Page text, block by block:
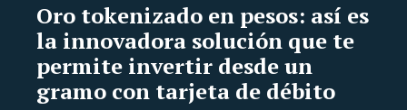
Oro tokenizado en pesos: así es
la innovadora solución que te
permite invertir desde un
gramo con tarjeta de débito